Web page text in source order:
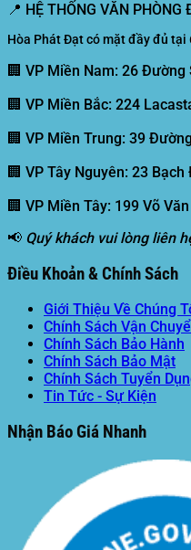
📍 HỆ THỐNG VĂN PHÒNG
Hòa Phát Đạt có mặt đầy đủ
🏢 VP Miền Nam: 26 Đường
🏢 VP Miền Bắc: 224
🏢 VP Miền Trung: 39
🏢 VP Tây Nguyên: 23 Bạch
🏢 VP Miền Tây: 199 Võ
📢 Quý khách vui lòng liên
Điều Khoản & Chính Sách
Giới Thiệu Về Chúng
Chính Sách Vận
Chính Sách Bảo Hành
Chính Sách Bảo Mật
Chính Sách Tuyển
Tin Tức - Sự Kiện
Nhận Báo Giá Nhanh